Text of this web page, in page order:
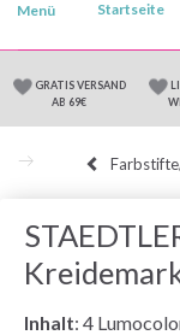
Menü
GRATIS VERSAND
AB 69€
Inhalt: 4